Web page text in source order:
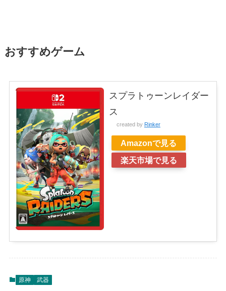
おすすめゲーム
スプラトゥーンレイダー
ス
created by Rinker
Amazonで見る
楽天市場で見る
原神 武器